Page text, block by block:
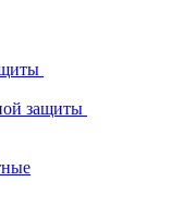
защиты